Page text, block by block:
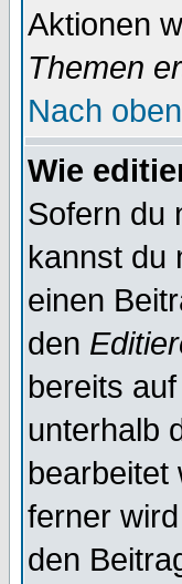
Aktionen
Themen
Nach oben
Wie
Sofern du
kannst du
einen
den
bereits
unterhalb
bearbeitet
ferner
den